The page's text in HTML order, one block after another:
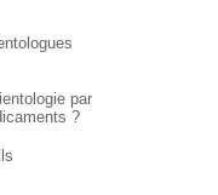
par
?